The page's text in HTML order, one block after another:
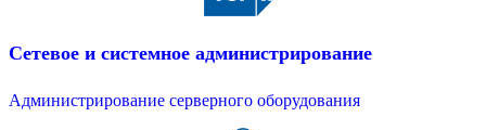
Сетевое и системное администрирование
Администрирование серверного оборудования